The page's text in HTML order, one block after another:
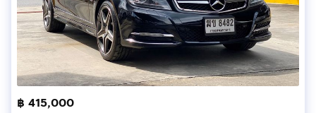
฿ 415,000